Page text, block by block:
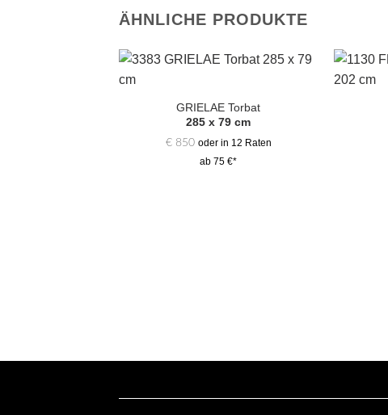
ÄHNLICHE PRODUKTE
GRIELAE Torbat
285 x 79 cm
€850 oder in 12 Raten
ab 75 €*